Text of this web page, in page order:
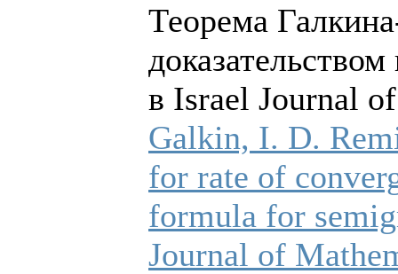
Теорема
в Israel Journal
Galkin, I. D.
for rate of
formula for
Journal of